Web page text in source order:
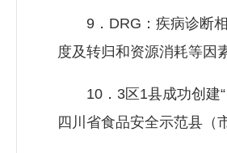
9．DRG：疾病诊断相
度及转归和资源消耗等因
10．3区1县成功创建“
四川省食品安全示范县（